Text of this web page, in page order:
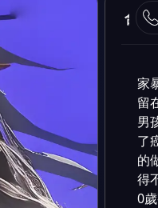
合格的父親、〈雙男〉
家
留
男
了
的
得
0